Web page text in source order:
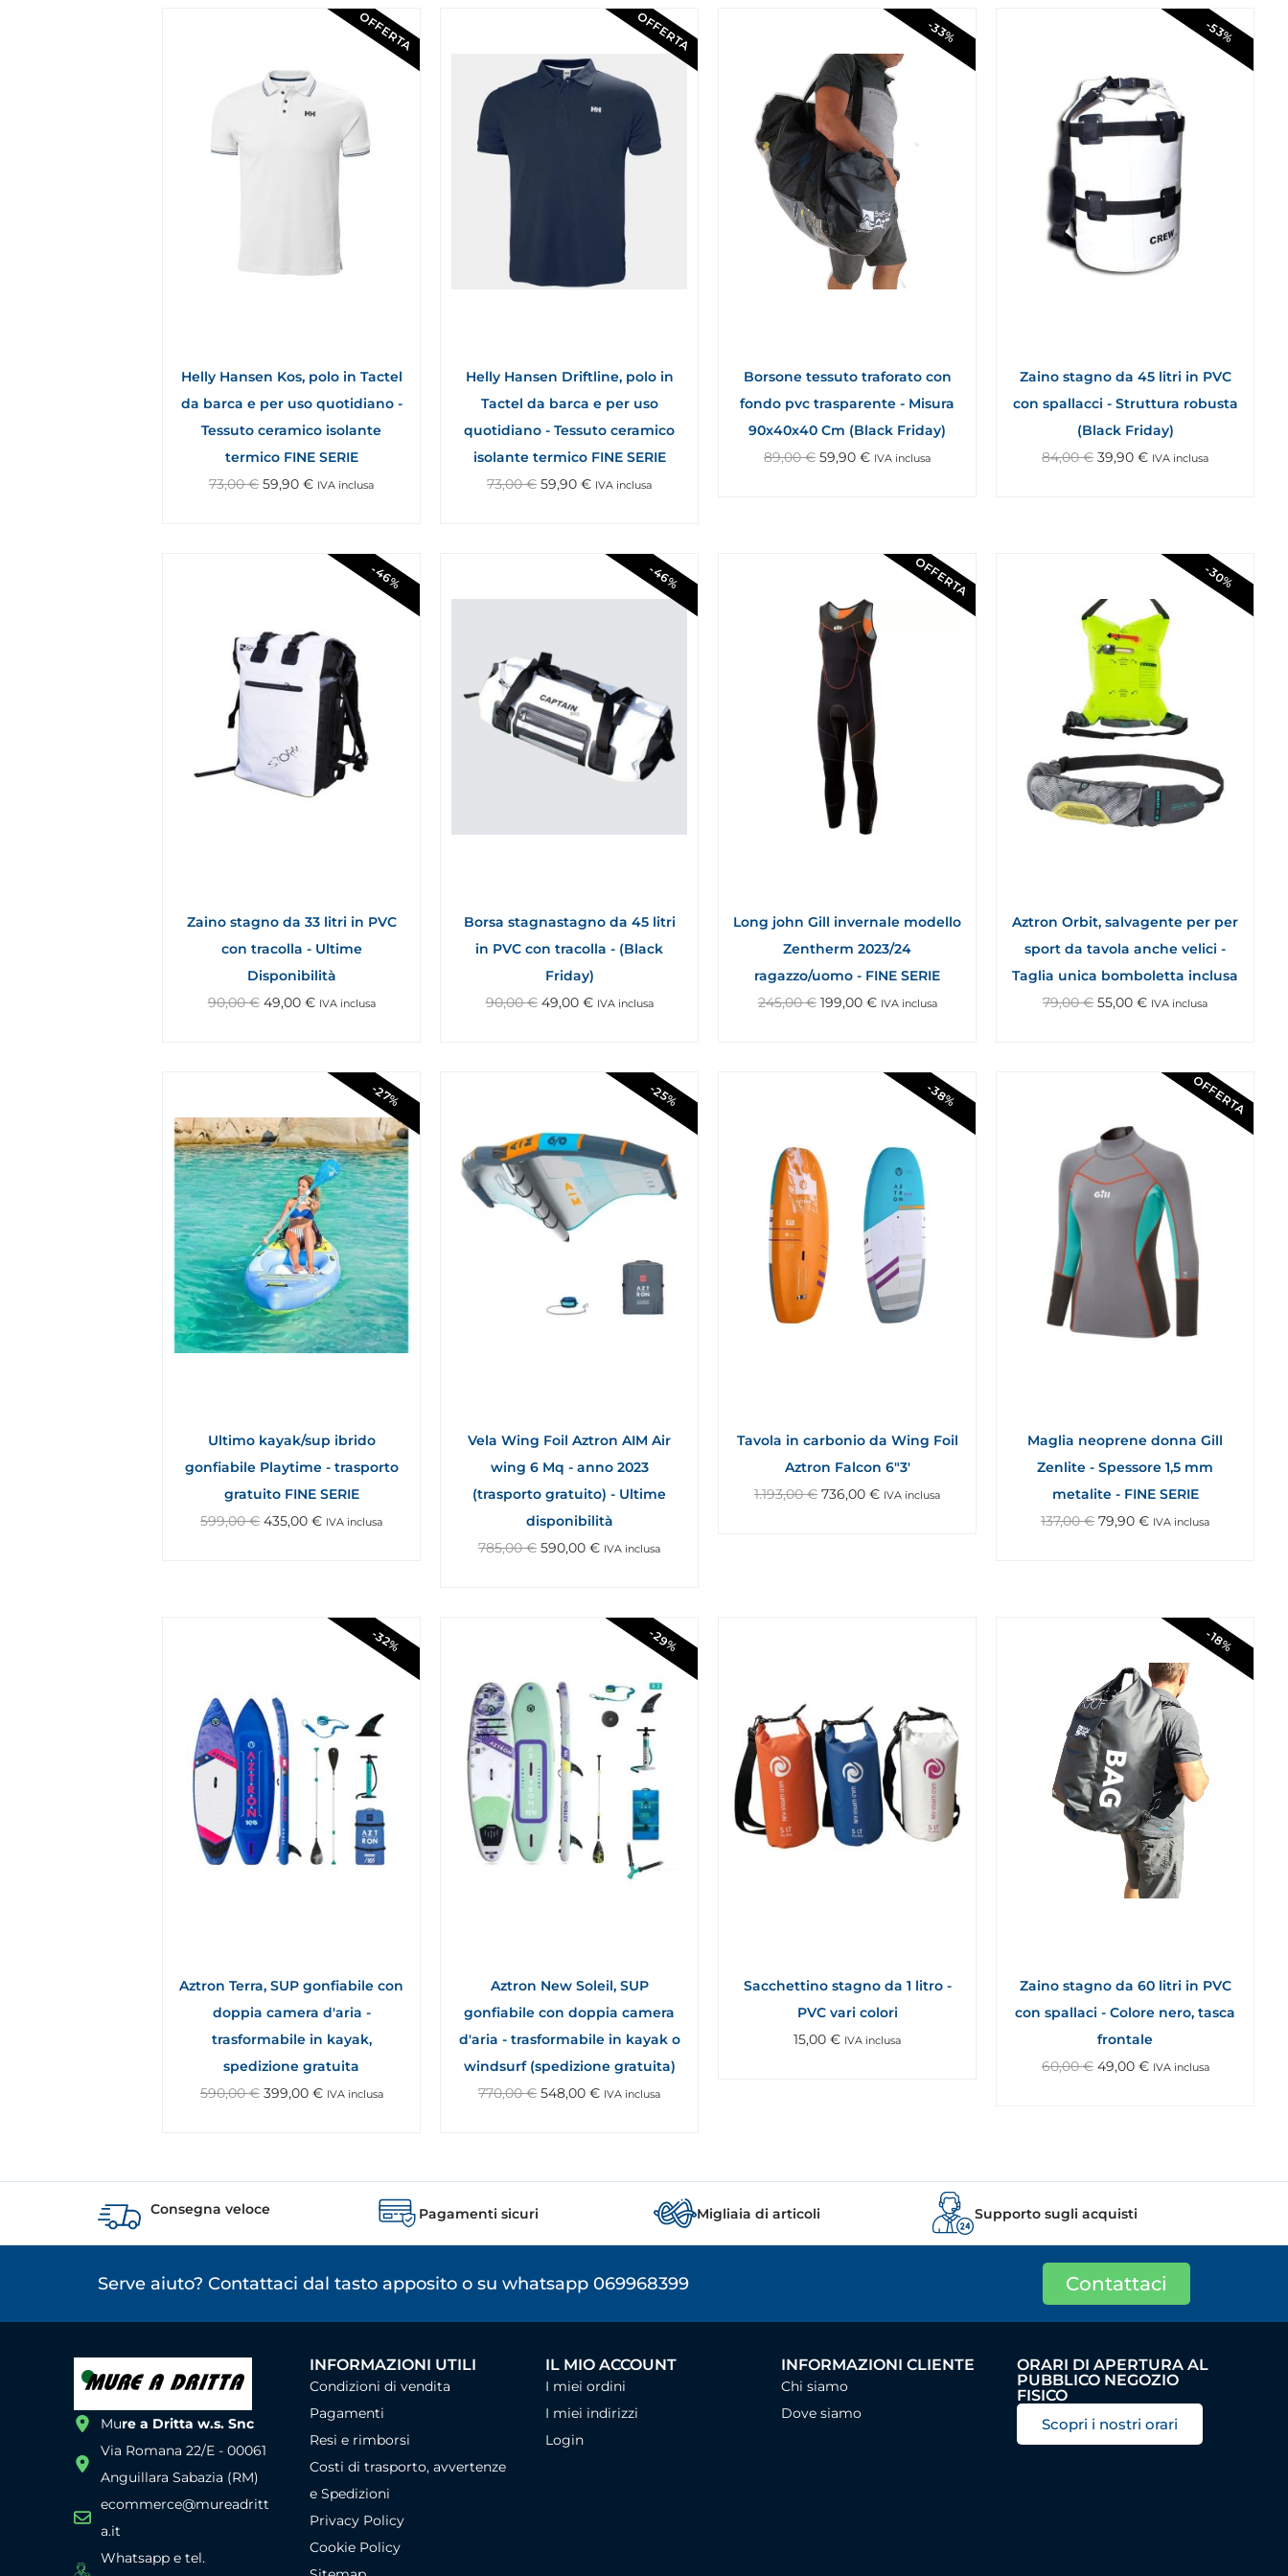
OFFERTA
Helly Hansen Kos, polo in Tactel
da barca e per uso quotidiano -
Tessuto ceramico isolante
termico FINE SERIE
73,00€ 59,90€ IVA inclusa
OFFERTA
Helly Hansen Driftline, polo in
Tactel da barca e per uso
quotidiano - Tessuto ceramico
isolante termico FINE SERIE
73,00€ 59,90€ IVA inclusa
-33%
Borsone tessuto traforato con
fondo pvc trasparente - Misura
90x40x40 Cm (Black Friday)
89,00€ 59,90€ IVA inclusa
-53%
Zaino stagno da 45 litri in PVC
con spallacci - Struttura robusta
(Black Friday)
84,00€ 39,90€ IVA inclusa
-46%
Zaino stagno da 33 litri in PVC
con tracolla - Ultime
Disponibilità
90,00€ 49,00 € IVA inclusa
-46%
Borsa stagnastagno da 45 litri
in PVC con tracolla - (Black
Friday)
90,00€ 49,00 € IVA inclusa
OFFERTA
Long john Gill invernale modello
Zentherm 2023/24
ragazzo/uomo - FINE SERIE
245,00€ 199,00 € IVA inclusa
-30%
Aztron Orbit, salvagente per per
sport da tavola anche velici -
Taglia unica bomboletta inclusa
79,00€ 55,00€ IVA inclusa
-27%
Ultimo kayak/sup ibrido
gonfiabile Playtime - trasporto
gratuito FINE SERIE
599,00€ 435,00€ IVA inclusa
-25%
Vela Wing Foil Aztron AIM Air
wing 6 Mq - anno 2023
(trasporto gratuito) - Ultime
disponibilità
785,00€ 590,00€ IVA inclusa
-38%
Tavola in carbonio da Wing Foil
Aztron Falcon 6"3'
1.193,00€ 736,00€ IVA inclusa
OFFERTA
Maglia neoprene donna Gill
Zenlite - Spessore 1,5 mm
metalite - FINE SERIE
137,00€ 79,90€ IVA inclusa
-32%
Aztron Terra, SUP gonfiabile con
doppia camera d'aria -
trasformabile in kayak,
spedizione gratuita
590,00€ 399,00 € IVA inclusa
-29%
Aztron New Soleil, SUP
gonfiabile con doppia camera
d'aria - trasformabile in kayak o
windsurf (spedizione gratuita)
770,00€ 548,00€ IVA inclusa
Sacchettino stagno da 1 litro -
PVC vari colori
15,00€ IVA inclusa
-18%
Zaino stagno da 60 litri in PVC
con spallaci - Colore nero, tasca
frontale
60,00€ 49,00 € IVA inclusa
Consegna veloce Pagamenti sicuri Migliaia di articoli Supporto sugli acquisti
Serve aiuto? Contattaci dal tasto apposito o su whatsapp 069968399 Contattaci
Mure a Dritta w.s. Snc
Via Romana 22/E - 00061
Anguillara Sabazia (RM)
ecommerce@mureadritt
a.it
Whatsapp e tel.
INFORMAZIONI UTILI
Condizioni di vendita
Pagamenti
Resi e rimborsi
Costi di trasporto, avvertenze
e Spedizioni
Privacy Policy
Cookie Policy
IL MIO ACCOUNT
I miei ordini
I miei indirizzi
Login
INFORMAZIONI CLIENTE
Chi siamo
Dove siamo
ORARI DI APERTURA AL
PUBBLICO NEGOZIO
FISICO
Scopri i nostri orari